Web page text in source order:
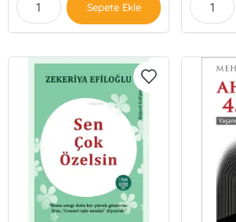
Sepete Ekle